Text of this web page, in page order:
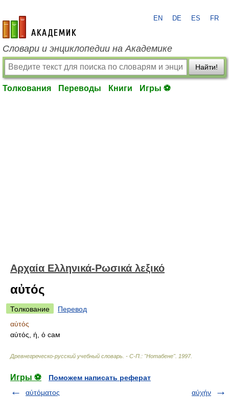
academic.ru
EN DE ES FR
Словари и энциклопедии на Академике
Найти!
Толкования Переводы Книги Игры ⚽
Αρχαία Ελληνικά-Ρωσικά λεξικό
αὐτός
Толкование
Перевод
αὐτός
αὐτός, ή, ό сам
Древнегреческо-русский учебный словарь. - С-П.: "Нотабене". 1997.
Игры ⚽
Поможем написать реферат
αὐτόματος
αὐχήν